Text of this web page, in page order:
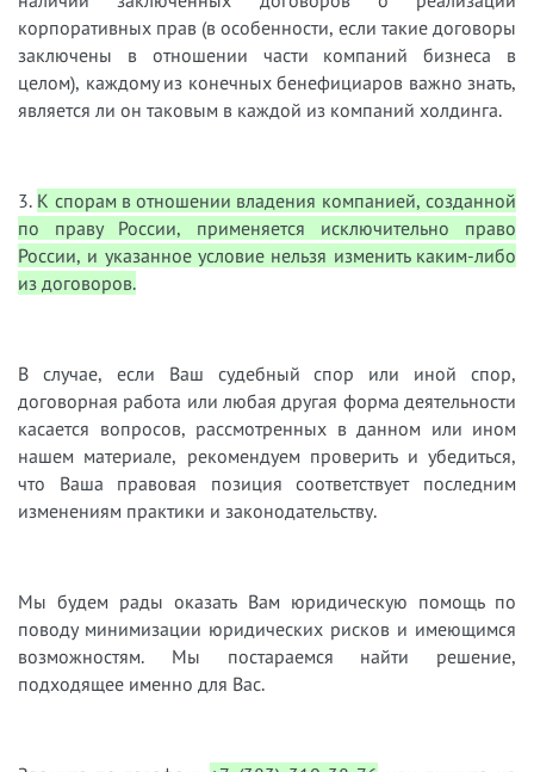
корпоративных прав (в особенности, если такие договоры
заключены в отношении части компаний бизнеса в
целом), каждому из конечных бенефициаров важно знать,
является ли он таковым в каждой из компаний холдинга.
3. К спорам в отношении владения компанией, созданной
по праву России, применяется исключительно право
России, и указанное условие нельзя изменить каким-либо
из договоров.
В случае, если Ваш судебный спор или иной спор,
договорная работа или любая другая форма деятельности
касается вопросов, рассмотренных в данном или ином
нашем материале, рекомендуем проверить и убедиться,
что Ваша правовая позиция соответствует последним
изменениям практики и законодательству.
Мы будем рады оказать Вам юридическую помощь по
поводу минимизации юридических рисков и имеющимся
возможностям. Мы постараемся найти решение,
подходящее именно для Вас.